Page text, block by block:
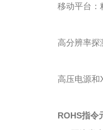
移动平台：精
高分辨率探测
高压电源和X
ROHS指令